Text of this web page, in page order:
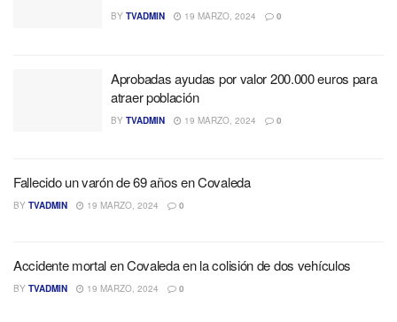
BY TVADMIN 19 MARZO, 2024 0
Aprobadas ayudas por valor 200.000 euros para
atraer población
BY TVADMIN 19 MARZO, 2024 0
Fallecido un varón de 69 años en Covaleda
BY TVADMIN 19 MARZO, 2024 0
Accidente mortal en Covaleda en la colisión de dos vehículos
BY TVADMIN 19 MARZO, 2024 0